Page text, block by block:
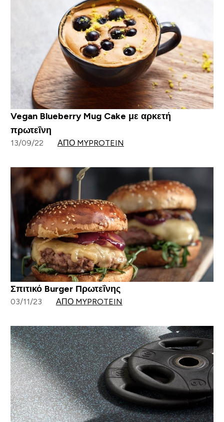
Vegan Blueberry Mug Cake με αρκετή
πρωτεΐνη
13/09/22 ΑΠΌ MYPROTEIN
Σπιτικό Burger Πρωτεΐνης
03/11/23 ΑΠΌ MYPROTEIN